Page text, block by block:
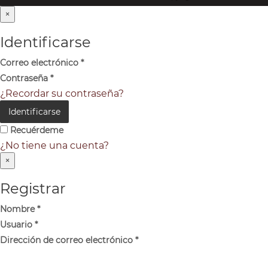
×
Identificarse
Correo electrónico *
Contraseña *
¿Recordar su contraseña?
Identificarse
Recuérdeme
¿No tiene una cuenta?
×
Registrar
Nombre*
Usuario *
Dirección de correo electrónico *